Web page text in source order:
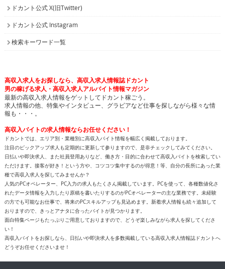
ドカント公式 X(旧Twitter)
ドカント公式 Instagram
検索キーワード一覧
高収入求人をお探しなら、高収入求人情報誌ドカント
男の稼げる求人・高収入求人アルバイト情報マガジン
最新の高収入求人情報をゲットしてドカント稼ごう。
求人情報の他、特集やインタビュー、グラビアなど仕事を探しながら様々な情
報も・・・。
高収入バイトの求人情報ならお任せください！
ドカントでは、エリア別・業種別に高収入バイト情報を幅広く掲載しております。
注目のピックアップ求人も定期的に更新して参りますので、是非チェックしてみてください。
日払いや即決求人、また社員登用ありなど、働き方・目的に合わせて高収入バイトを検索してい
ただけます。接客が好き！という方や、コツコツ集中するのが得意！等、自分の長所にあった業
種で高収入求人を探してみませんか？
人気のPCオペレーター、PC入力の求人もたくさん掲載しています。PCを使って、各種数値化さ
れたデータ情報を入力したり原稿を書いたりするのがPCオペレーターの主な業務です。未経験
の方でも可能なお仕事で、将来のPCスキルアップも見込めます。新着求人情報も続々追加して
おりますので、きっとアナタに合ったバイトが見つかります。
面白特集ページもたっぷりご用意しておりますので、どうぞ楽しみながら求人を探してくださ
い！
高収入バイトをお探しなら、日払いや即決求人を多数掲載している高収入求人情報誌ドカントへ
どうぞお任せくださいませ！